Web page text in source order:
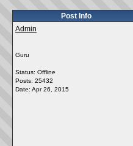
Post Info
Admin
Guru
Status: Offline
Posts: 25432
Date: Apr 26, 2015